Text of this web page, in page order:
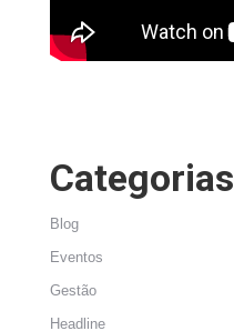
Categorias
Blog
Eventos
Gestão
Headline